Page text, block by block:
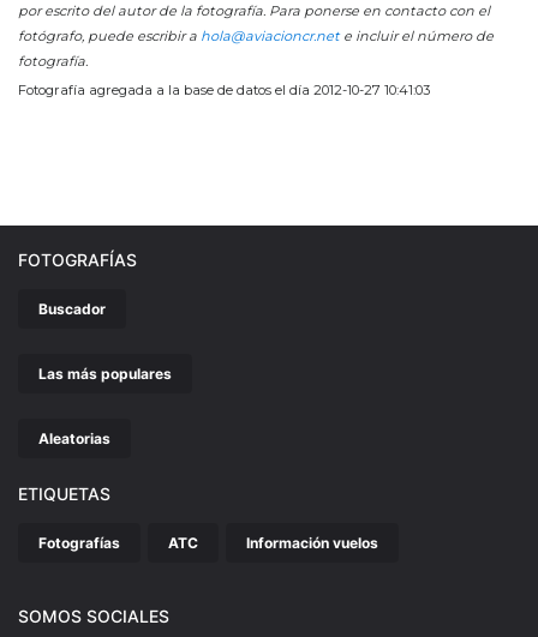
por escrito del autor de la fotografía. Para ponerse en contacto con el
fotógrafo, puede escribir a hola@aviacioncr.nete incluir el número de
fotografía.
Fotografía agregada a la base de datos el día 2012-10-27 10:41:03
FOTOGRAFÍAS
Buscador
Las más populares
Aleatorias
ETIQUETAS
Fotografías ATC Información vuelos
SOMOS SOCIALES